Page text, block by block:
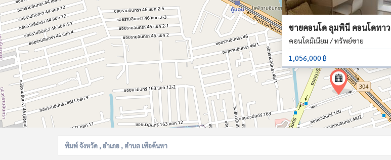
ขายคอนโด ลุมพินี คอนโดทา
คอนโดมิเนียม / ทรัพย์ขาย
1,056,000 ฿